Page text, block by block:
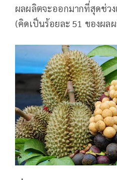
ผลผลิตจะออกมากที่สุดช่ว
(คิดเป็นร้อยละ 51 ของผล